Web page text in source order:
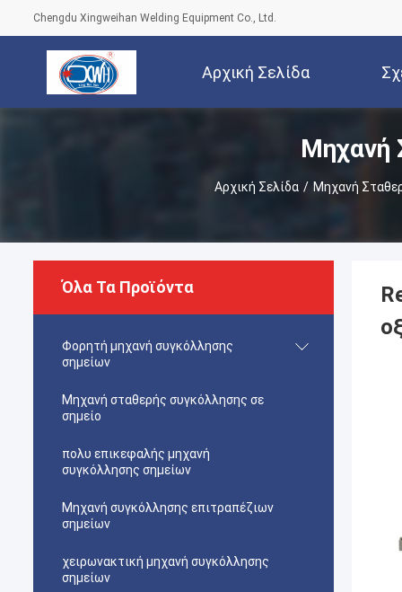
Chengdu Xingweihan Welding Equipment Co., Ltd.
Αρχική Σελίδα
Μηχανή
Αρχική Σελίδα / Μηχανή
Όλα Τα Προϊόντα
Φορητή μηχανή συγκόλλησης
σημείων
Μηχανή σταθερής συγκόλλησης σε
σημείο
πολυ επικεφαλής μηχανή
συγκόλλησης σημείων
Μηχανή συγκόλλησης επιτραπέζιων
σημείων
χειρωνακτική μηχανή συγκόλλησης
σημείων